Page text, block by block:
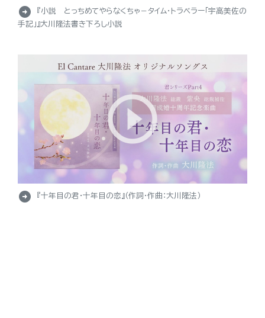
arrow_circle_right
『小説 とっちめてやらなくちゃ－タイム・トラベラー「宇高美佐の
手記」』大川隆法書き下ろし小説
arrow_circle_right 『十年目の君・十年目の恋』（作詞・作曲：大川隆法）